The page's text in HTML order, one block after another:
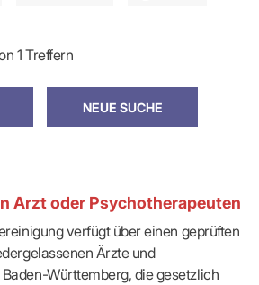
1 Treffern
Arzt oder Psychotherapeuten
verfügt über einen geprüften
Ärzte und
Württemberg, die gesetzlich